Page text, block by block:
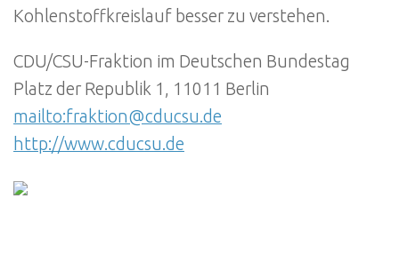
Kohlenstoffkreislauf besser zu verstehen.
CDU/CSU-Fraktion im Deutschen Bundestag
Platz der Republik 1, 11011 Berlin
mailto:fraktion@cducsu.de
http://www.cducsu.de